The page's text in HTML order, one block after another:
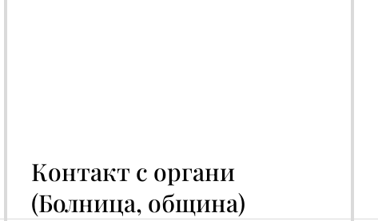
Контакт с органи
(Болница, община)